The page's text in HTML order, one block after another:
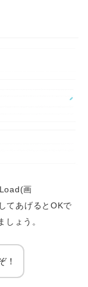
画
てあげるとOKで
ょう。
！